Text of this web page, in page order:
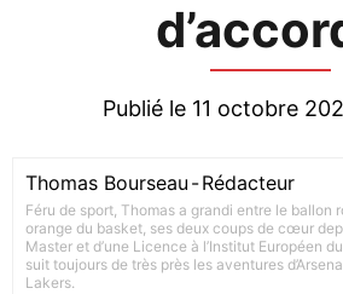
Publié le 11 octobre
Thomas Bourseau -Rédacteur
Féru de sport, Thomas a grandi entre le ballon
orange du basket, ses deux coups de cœur
Master et d’une Licence à l’Institut Européen
suit toujours de très près les aventures
Lakers.